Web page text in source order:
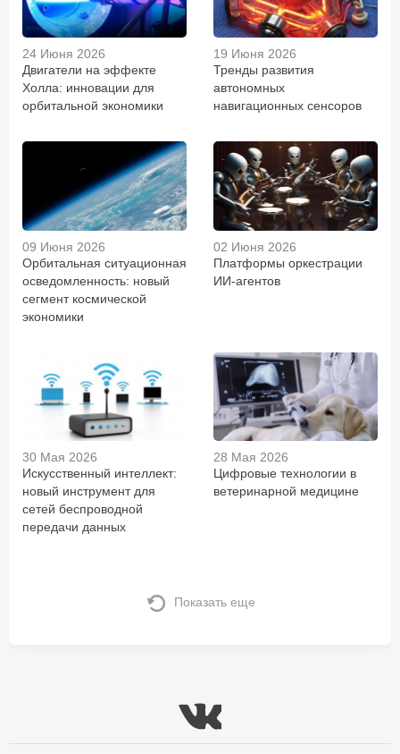
24 Июня 2026
Двигатели на эффекте
Холла: инновации для
орбитальной экономики
19 Июня 2026
Тренды развития
автономных
навигационных сенсоров
09 Июня 2026
Орбитальная ситуационная
осведомленность: новый
сегмент космической
экономики
02 Июня 2026
Платформы оркестрации
ИИ-агентов
30 Мая 2026
Искусственный интеллект:
новый инструмент для
сетей беспроводной
передачи данных
28 Мая 2026
Цифровые технологии в
ветеринарной медицине
Показать еще